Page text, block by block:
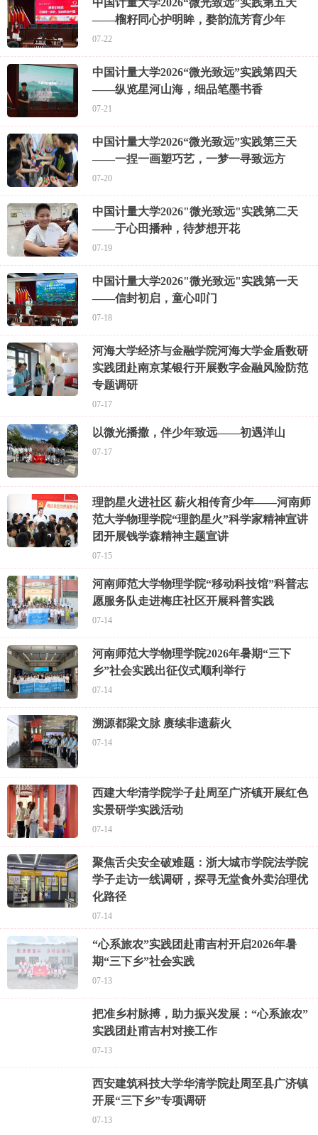
中国计量大学2026“微光致远”实践第五天
——榴籽同心护明眸，婺韵流芳育少年
07-22
中国计量大学2026“微光致远”实践第四天
——纵览星河山海，细品笔墨书香
07-21
中国计量大学2026“微光致远”实践第三天
——一捏一画塑巧艺，一梦一寻致远方
07-20
中国计量大学2026"微光致远"实践第二天
——于心田播种，待梦想开花
07-19
中国计量大学2026"微光致远"实践第一天
——信封初启，童心叩门
07-18
河海大学经济与金融学院河海大学金盾数研
实践团赴南京某银行开展数字金融风险防范
专题调研
07-17
以微光播撒，伴少年致远——初遇洋山
07-17
理韵星火进社区 薪火相传育少年——河南师
范大学物理学院“理韵星火”科学家精神宣讲
团开展钱学森精神主题宣讲
07-15
河南师范大学物理学院“移动科技馆”科普志
愿服务队走进梅庄社区开展科普实践
07-14
河南师范大学物理学院2026年暑期“三下
乡”社会实践出征仪式顺利举行
07-14
溯源都梁文脉 赓续非遗薪火
07-14
西建大华清学院学子赴周至广济镇开展红色
实景研学实践活动
07-14
聚焦舌尖安全破难题：浙大城市学院法学院
学子走访一线调研，探寻无堂食外卖治理优
化路径
07-14
“心系旅农”实践团赴甫吉村开启2026年暑
期“三下乡”社会实践
07-13
把准乡村脉搏，助力振兴发展：“心系旅农”
实践团赴甫吉村对接工作
07-13
西安建筑科技大学华清学院赴周至县广济镇
开展“三下乡”专项调研
07-13